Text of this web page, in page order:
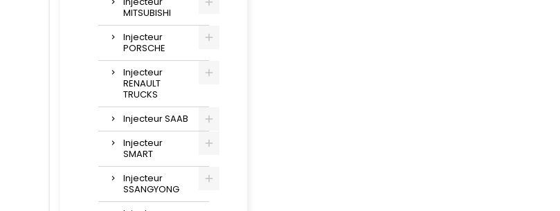
MITSUBISHI
Injecteur
PORSCHE
Injecteur
RENAULT
TRUCKS
Injecteur SAAB
Injecteur
SMART
Injecteur
SSANGYONG